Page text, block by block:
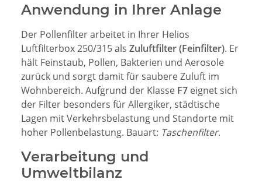
Anwendung in Ihrer Anlage
Der Pollenfilter arbeitet in Ihrer Helios
Luftfilterbox 250/315 als Zuluftfilter (Feinfilter). Er
hält Feinstaub, Pollen, Bakterien und Aerosole
zurück und sorgt damit für saubere Zuluft im
Wohnbereich. Aufgrund der Klasse F7 eignet sich
der Filter besonders für Allergiker, städtische
Lagen mit Verkehrsbelastung und Standorte mit
hoher Pollenbelastung. Bauart: Taschenfilter.
Verarbeitung und
Umweltbilanz